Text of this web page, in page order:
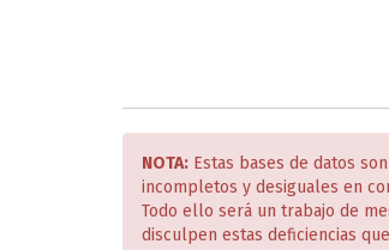
NOTA: Estas bases de datos
incompletos y desiguales en
Todo ello será un trabajo de
disculpen estas deficiencias